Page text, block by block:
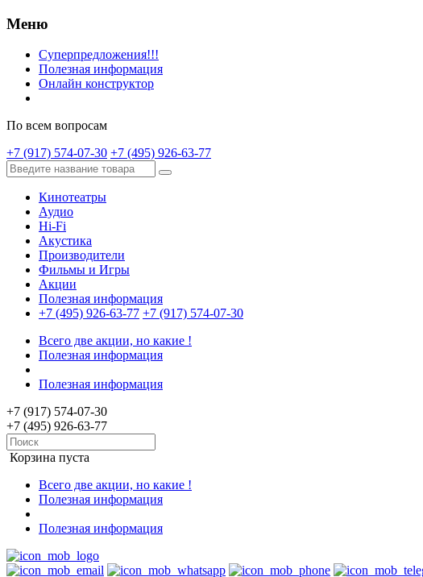
Меню
Суперпредложения!!!
Полезная информация
Онлайн конструктор
По всем вопросам
+7 (917) 574-07-30 +7 (495) 926-63-77
Кинотеатры
Аудио
Hi-Fi
Акустика
Производители
Фильмы и Игры
Акции
Полезная информация
+7 (495) 926-63-77 +7 (917) 574-07-30
Всего две акции, но какие !
Полезная информация
Полезная информация
+7 (917) 574-07-30
+7 (495) 926-63-77
Корзина пуста
Всего две акции, но какие !
Полезная информация
Полезная информация